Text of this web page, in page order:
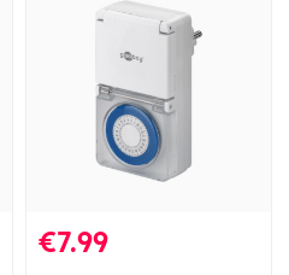
€7.99